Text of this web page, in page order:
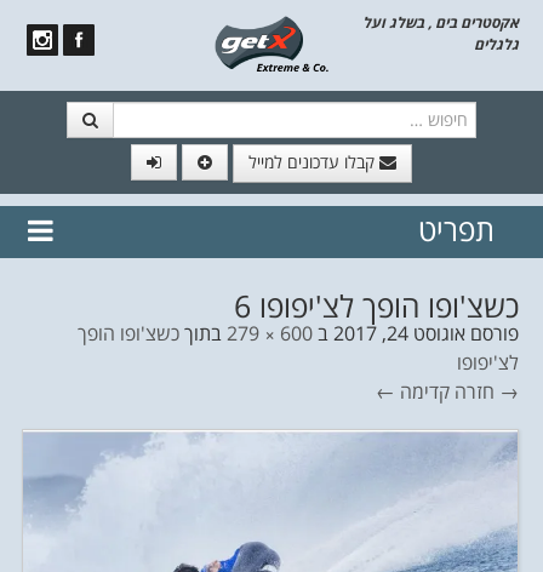
אקסטרים בים , בשלג ועל
גלגלים
קבלו עדכונים למייל
// הצטרף לרשימת תפוצה!
נשמח
תפריט
כשצ'ופו הופך לצ'יפופו 6
פורסם אוגוסט 24, 2017 ב600 × 279 בתוךכשצ'ופו הופך
לצ'יפופו
→ חזרה קדימה ←